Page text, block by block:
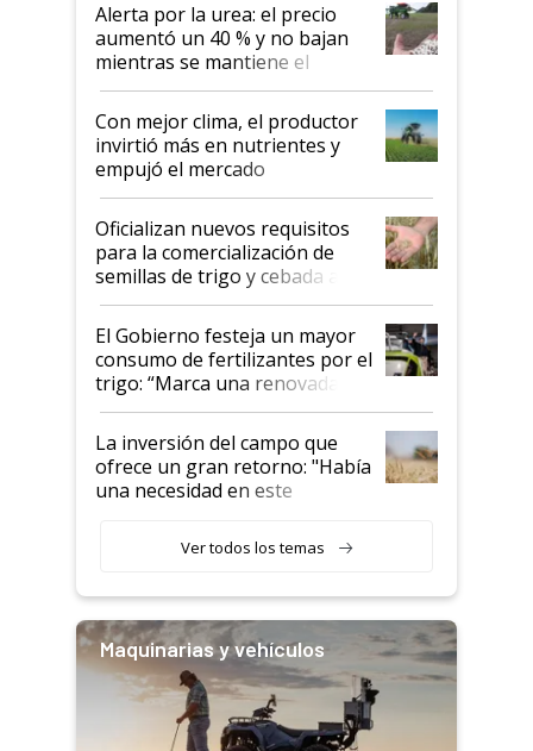
Alerta por la urea: el precio
aumentó un 40 % y no bajan
mientras se mantiene el
conflicto en Medio Oriente
Con mejor clima, el productor
invirtió más en nutrientes y
empujó el mercado
Oficializan nuevos requisitos
para la comercialización de
semillas de trigo y cebada a
granel
El Gobierno festeja un mayor
consumo de fertilizantes por el
trigo: “Marca una renovada
confianza de los productores”
La inversión del campo que
ofrece un gran retorno: "Había
una necesidad en este
Ver todos los temas
Maquinarias y vehículos